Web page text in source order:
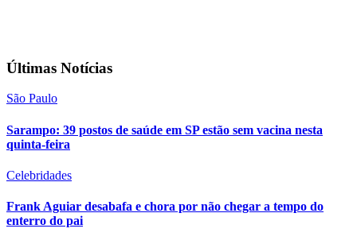
Últimas Notícias
São Paulo
Sarampo: 39 postos de saúde em SP estão sem vacina nesta
quinta-feira
Celebridades
Frank Aguiar desabafa e chora por não chegar a tempo do
enterro do pai